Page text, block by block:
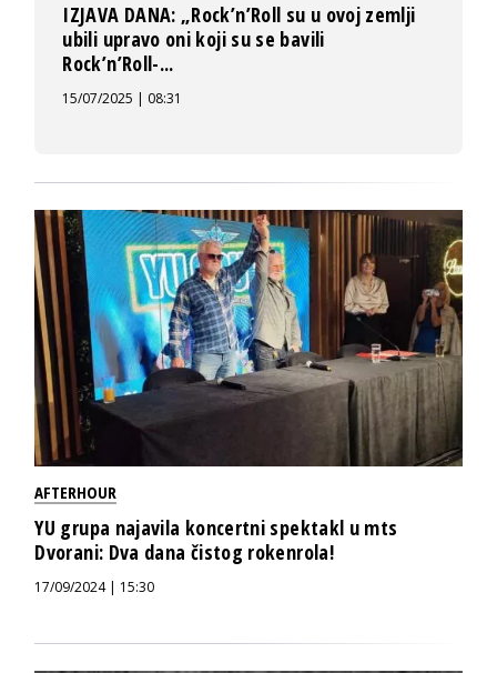
IZJAVA DANA: „Rock’n’Roll su u ovoj zemlji
ubili upravo oni koji su se bavili
Rock’n’Roll-...
15/07/2025 | 08:31
AFTERHOUR
YU grupa najavila koncertni spektakl u mts
Dvorani: Dva dana čistog rokenrola!
17/09/2024 | 15:30